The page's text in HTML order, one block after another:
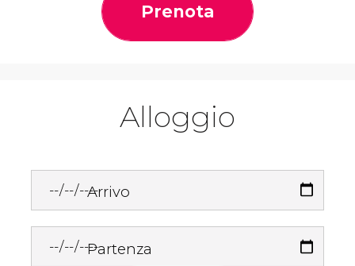
Prenota
Alloggio
Arrivo
Partenza